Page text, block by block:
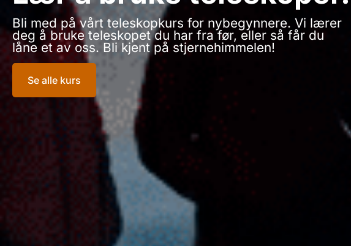
Bli med på vårt teleskopkurs for nybegynnere. Vi lærer
deg å bruke teleskopet du har fra før, eller så får du
låne et av oss. Bli kjent på stjernehimmelen!
Se alle kurs